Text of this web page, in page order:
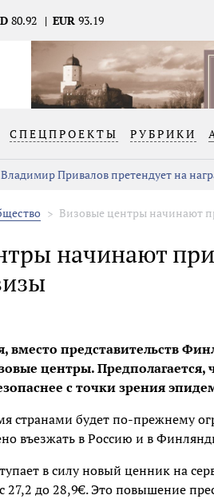
80.92 EUR 93.19
СПЕЦПРОЕКТЫ РУБРИКИ
Привалов претендует на
Визовые центры начинают
начинают
вместо представительств
центры. Предполагается,
с точки зрения
странами будет по-прежнему
въезжать в Россию и в
в силу новый ценник на
до 28,9€. Это повышение